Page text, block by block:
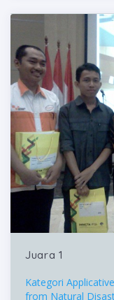
Juara 1
Kategori
from Natural